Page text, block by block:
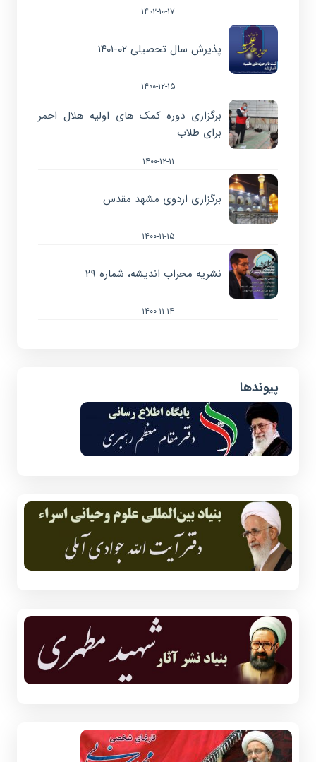
۱۴۰۲-۱۰-۱۷
پذیرش سال تحصیلی ۰۲-۱۴۰۱
۱۴۰۰-۱۲-۱۵
برگزاری دوره کمک های اولیه هلال احمر
برای طلاب
۱۴۰۰-۱۲-۱۱
برگزاری اردوی مشهد مقدس
۱۴۰۰-۱۱-۱۵
نشریه محراب اندیشه، شماره ۲۹
۱۴۰۰-۱۱-۱۴
پیوندها